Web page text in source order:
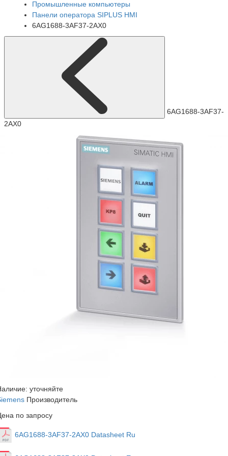
Промышленные компьютеры
Панели оператора SIPLUS HMI
6AG1688-3AF37-2AX0
6AG1688-3AF37-
2AX0
уточняйте
Производитель
по запросу
6AG1688-3AF37-2AX0 Datasheet Ru